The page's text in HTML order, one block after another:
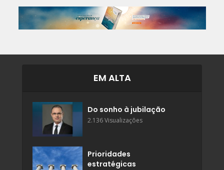
EM ALTA
Do sonho à jubilação
2.136 Visualizações
Prioridades
estratégicas